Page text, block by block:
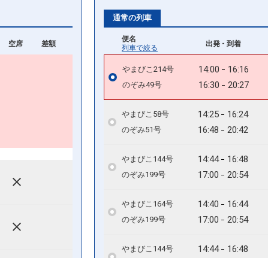
空席 差額
通常の列車
便名
列車で絞る
出発 - 到着
やまびこ214号 14:00 16:16
のぞみ49号 16:30 20:27
やまびこ58号 14:25 16:24
のぞみ51号 16:48 20:42
やまびこ144号 14:44 16:48
のぞみ199号 17:00 20:54
やまびこ164号 14:40 16:44
のぞみ199号 17:00 20:54
やまびこ144号 14:44 16:48